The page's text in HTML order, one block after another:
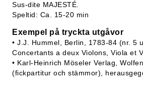
Sus-dite MAJESTÉ.
Speltid: Ca. 15-20 min
Exempel på tryckta utgåvor
• J.J. Hummel, Berlin, 1783-84 (nr. 5
Concertants a deux Violons, Viola et
• Karl-Heinrich Möseler Verlag,
(fickpartitur och stämmor),